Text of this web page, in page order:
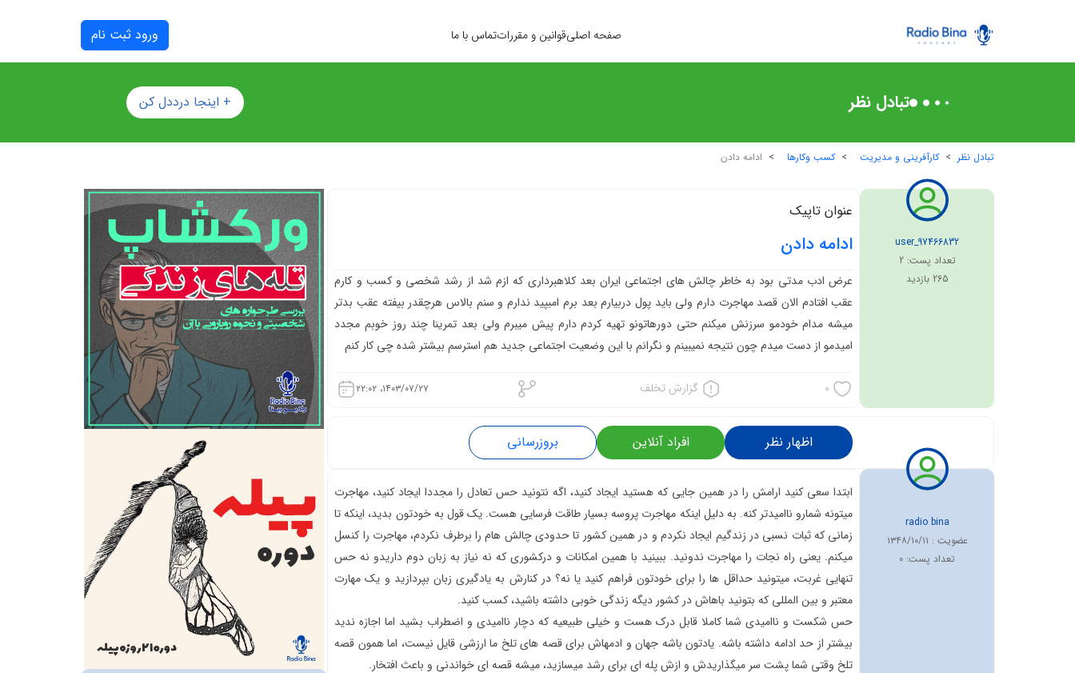
صفحه اصلیقوانین و مقرراتتماس با ما ورود ثبت نام
تبادل نظر + اینجا درددل کن
تبادل نظر کارآفرینی و مدیریت کسب‌ وکارها ادامه دادن
user_97466832
تعداد پست:2
265 بازدید
عنوان تاپیک
ادامه دادن
عرض ادب مدتی بود به خاطر چالش های اجتماعی ایران بعد کلاهبرداری که ازم شد از رشد شخصی و کسب و کارم
عقب افتادم الان قصد مهاجرت دارم ولی باید پول دربیارم بعد برم امبپید ندارم و سنم بالاس هرچقدر بیفته عقب بدتر
میشه مدام خودمو سرزنش میکنم حتی دورهاتونو تهیه کردم دارم پیش میبرم ولی بعد تمرینا چند روز خوبم مجدد
امیدمو از دست میدم چون نتیجه نمیبینم و نگرانم با این وضعیت اجتماعی جدید هم استرسم بیشتر شده چی کار کنم
0 گزارش تخلف ۱۴۰۳/۰۷/۲۷، ۲۲:۰۲
اظهار نظر افراد آنلاین بروزرسانی
radio bina
عضویت : ۱۳۴۸/۱۰/۱۱
تعداد پست: 0
ابتدا سعی کنید ارامش را در همین جایی که هستید ایجاد کنید، اگه نتونید حس تعادل را مجددا ایجاد کنید، مهاجرت
میتونه شمارو ناامیدتر کنه. به دلیل اینکه مهاجرت پروسه بسیار طاقت فرسایی هست. یک قول به خودتون بدید، اینکه تا
زمانی که ثبات نسبی در زندگیم ایجاد نکردم و در همین کشور تا حدودی چالش هام را برطرف نکردم، مهاجرت را کنسل
میکنم. یعنی راه نجات را مهاجرت ندونید. ببینید با همین امکانات و درکشوری که نه نیاز به زبان دوم داریدو نه حس
تنهایی غربت، میتونید حداقل ها را برای خودتون فراهم کنید یا نه؟ در کنارش به یادگیری زبان بپردازید و یک مهارت
حس شکست و ناامیدی شما کاملا قابل درک هست و خیلی طبیعیه که دچار ناامیدی و اضطراب بشید اما اجازه ندید
بیشتر از حد ادامه داشته باشه. یادتون باشه جهان و ادمهاش برای قصه های تلخ ما ارزشی قایل نیست، اما همون قصه